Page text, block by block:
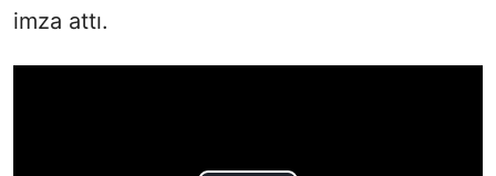
imza attı.